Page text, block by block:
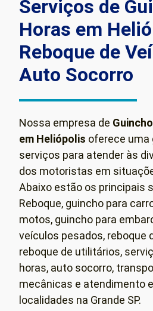
Serviços de
Horas em
Reboque de
Auto Socorro
Nossa empresa de
em Heliópolis oferece uma
serviços para atender às
dos motoristas em
Abaixo estão os principais
Reboque, guincho para
motos, guincho para
veículos pesados, reboque
reboque de utilitários,
horas, auto socorro,
mecânicas e atendimento
localidades na Grande SP.